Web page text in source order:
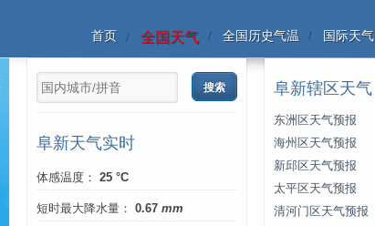
首页 全国天气 全国历史气温 国际天气
阜新天气实时
体感温度： 25 °C
短时最大降水量： 0.67 mm
阜新辖区天气
东洲区天气预报
海州区天气预报
新邱区天气预报
太平区天气预报
清河门区天气预报